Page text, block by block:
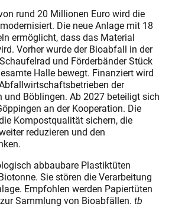
rund 20 Millionen Euro wird die
Die neue Anlage mit 18
ermöglicht, dass das Material
Vorher wurde der Bioabfall in der
und Förderbänder Stück
Halle bewegt. Finanziert wird
der
und Böblingen. Ab 2027 beteiligt sich
an der Kooperation. Die
Kompostqualität sichern, die
reduzieren und den
abbaubare Plastiktüten
Sie stören die Verarbeitung
Empfohlen werden Papiertüten
Sammlung von Bioabfällen. tb